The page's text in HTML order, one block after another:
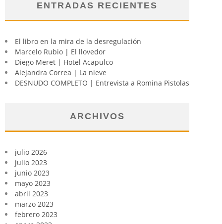
ENTRADAS RECIENTES
El libro en la mira de la desregulación
Marcelo Rubio | El llovedor
Diego Meret | Hotel Acapulco
Alejandra Correa | La nieve
DESNUDO COMPLETO | Entrevista a Romina Pistolas
ARCHIVOS
julio 2026
julio 2023
junio 2023
mayo 2023
abril 2023
marzo 2023
febrero 2023